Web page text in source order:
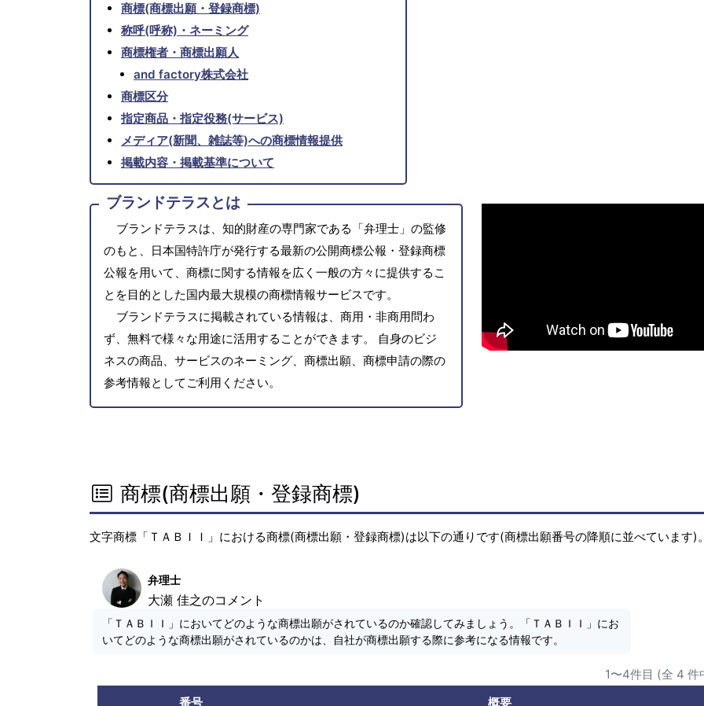
商標(商標出願・登録商標)
称呼(呼称)・ネーミング
商標権者・商標出願人
and factory株式会社
商標区分
指定商品・指定役務(サービス)
メディア(新聞、雑誌等)への商標情報提供
掲載内容・掲載基準について
ブランドテラスとは
ブランドテラスは、知的財産の専門家である「弁理士」の監修
のもと、日本国特許庁が発行する最新の公開商標公報・登録商標
公報を用いて、商標に関する情報を広く一般の方々に提供するこ
とを目的とした国内最大規模の商標情報サービスです。
ブランドテラスに掲載されている情報は、商用・非商用問わ
ず、無料で様々な用途に活用することができます。 自身のビジ
ネスの商品、サービスのネーミング、商標出願、商標申請の際の
参考情報としてご利用ください。
商標(商標出願・登録商標)
文字商標「ＴＡＢＩＩ」における商標(商標出願・登録商標)は以下の通りです(商標出願番号の降順に並べています)
弁理士
大瀬 佳之のコメント
「ＴＡＢＩＩ」においてどのような商標出願がされているのか確認してみましょう。「ＴＡＢＩＩ」にお
いてどのような商標出願がされているのかは、自社が商標出願する際に参考になる情報です。
1〜4件目 (全 4 件
番号
概要